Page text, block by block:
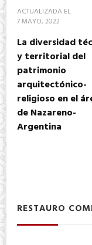
ACTUALIZADA EL
7 MAYO, 2022
La diversidad
y territorial del
patrimonio
arquitectónico-
religioso en el
de Nazareno-
Argentina
RESTAURO